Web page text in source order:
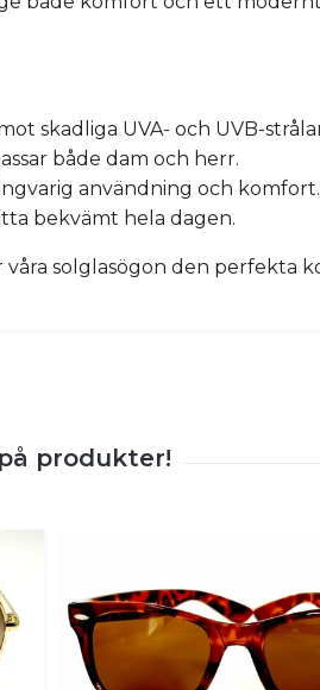
skadliga UVA- och UVB-
både dam och herr.
användning och komfort.
bekvämt hela dagen.
solglasögon den perfekta